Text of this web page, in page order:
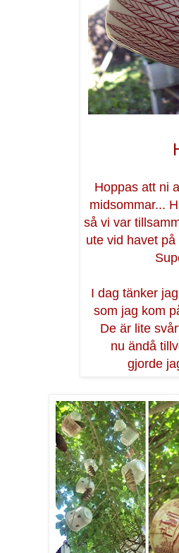
Hoppas att ni
midsommar...
så vi var
ute vid havet
I dag tänker
som jag kom
De är lite
nu ändå
gjorde